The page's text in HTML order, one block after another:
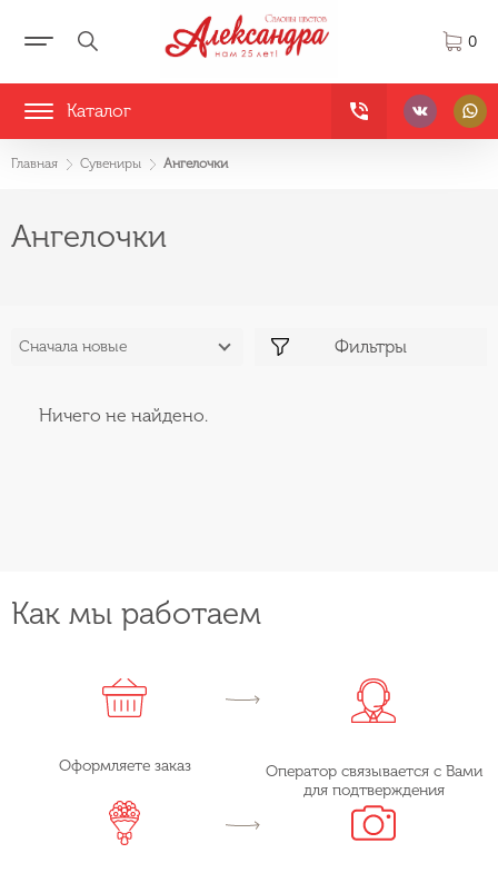
0
Каталог
Главная Сувениры Ангелочки
Ангелочки
Сначала новые Фильтры
Ничего не найдено.
Как мы работаем
Оформляете заказ
Оператор связывается с Вами
для подтверждения